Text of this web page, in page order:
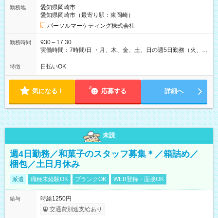
勤務地
愛知県岡崎市
愛知県岡崎市（最寄り駅：東岡崎）
パーソルマーケティング株式会社
勤務時間
930～17:30
実働時間：7時間/日 ・月、木、金、土、日の週5日勤務（火、水
は固定休です／夏季、年末年始等、長期休暇有り！） ・ワンシ
フト！ 残業ほぼナシ（0～5h/月）
特徴 日払いOK
気になる！ 応募する 詳細へ
未読
週4日勤務／和菓子のスタッフ募集＊／箱詰め／
梱包／土日月休み
派遣 職種未経験OK ブランクOK WEB登録・面接OK
給与
時給1250円
交通費別途支給あり